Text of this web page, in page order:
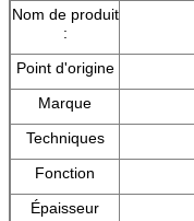
Nom de produit
:
Point d'origine
Marque
Techniques
Fonction
Épaisseur